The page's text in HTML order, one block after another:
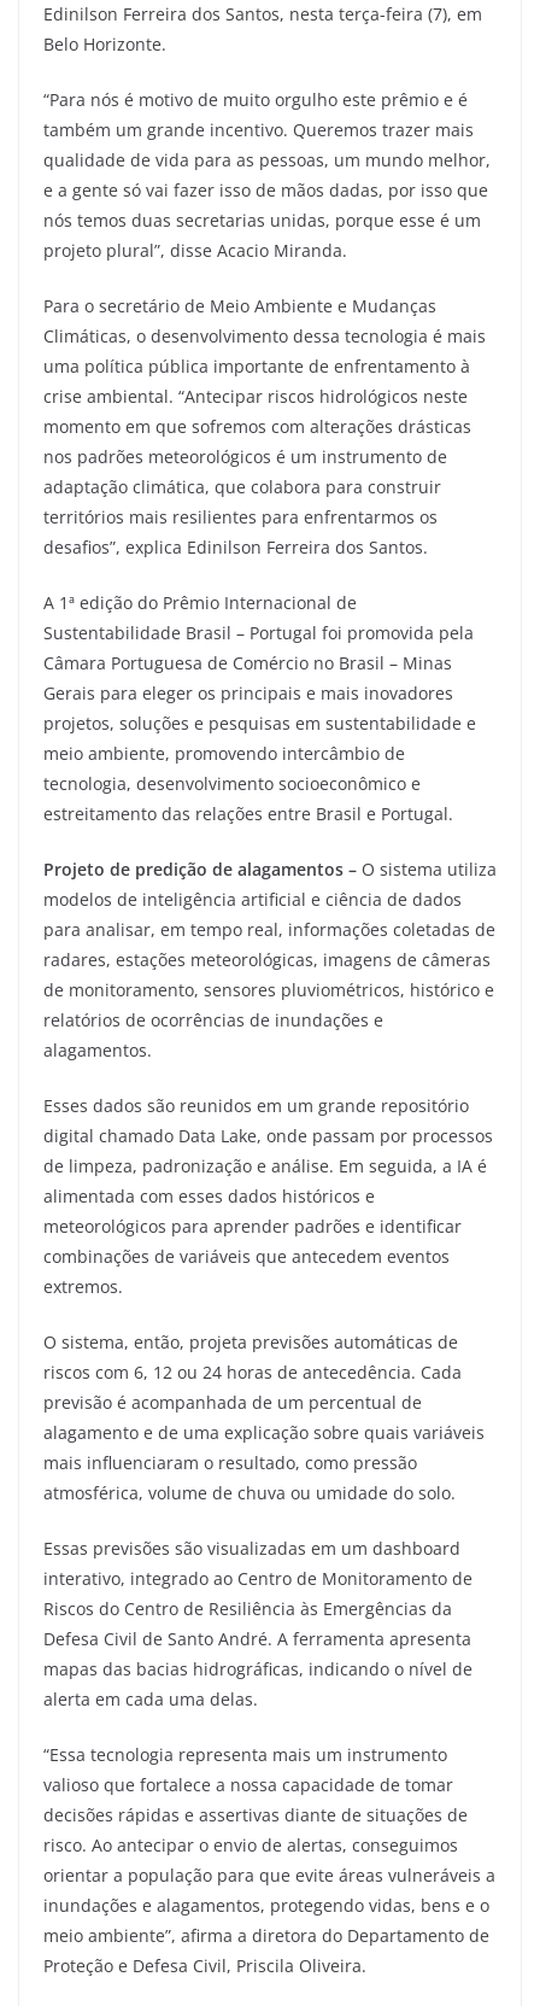
Edinilson Ferreira dos Santos, nesta terça-feira (7), em
Belo Horizonte.
“Para nós é motivo de muito orgulho este prêmio e é
também um grande incentivo. Queremos trazer mais
qualidade de vida para as pessoas, um mundo melhor,
e a gente só vai fazer isso de mãos dadas, por isso que
nós temos duas secretarias unidas, porque esse é um
projeto plural”, disse Acacio Miranda.
Para o secretário de Meio Ambiente e Mudanças
Climáticas, o desenvolvimento dessa tecnologia é mais
uma política pública importante de enfrentamento à
crise ambiental. “Antecipar riscos hidrológicos neste
momento em que sofremos com alterações drásticas
nos padrões meteorológicos é um instrumento de
adaptação climática, que colabora para construir
territórios mais resilientes para enfrentarmos os
desafios”, explica Edinilson Ferreira dos Santos.
A 1ª edição do Prêmio Internacional de
Sustentabilidade Brasil – Portugal foi promovida pela
Câmara Portuguesa de Comércio no Brasil – Minas
Gerais para eleger os principais e mais inovadores
projetos, soluções e pesquisas em sustentabilidade e
meio ambiente, promovendo intercâmbio de
tecnologia, desenvolvimento socioeconômico e
estreitamento das relações entre Brasil e Portugal.
Projeto de predição de alagamentos – O sistema utiliza
modelos de inteligência artificial e ciência de dados
para analisar, em tempo real, informações coletadas de
radares, estações meteorológicas, imagens de câmeras
de monitoramento, sensores pluviométricos, histórico e
relatórios de ocorrências de inundações e
alagamentos.
Esses dados são reunidos em um grande repositório
digital chamado Data Lake, onde passam por processos
de limpeza, padronização e análise. Em seguida, a IA é
alimentada com esses dados históricos e
meteorológicos para aprender padrões e identificar
combinações de variáveis que antecedem eventos
extremos.
O sistema, então, projeta previsões automáticas de
riscos com 6, 12 ou 24 horas de antecedência. Cada
previsão é acompanhada de um percentual de
alagamento e de uma explicação sobre quais variáveis
mais influenciaram o resultado, como pressão
atmosférica, volume de chuva ou umidade do solo.
Essas previsões são visualizadas em um dashboard
interativo, integrado ao Centro de Monitoramento de
Riscos do Centro de Resiliência às Emergências da
Defesa Civil de Santo André. A ferramenta apresenta
mapas das bacias hidrográficas, indicando o nível de
alerta em cada uma delas.
“Essa tecnologia representa mais um instrumento
valioso que fortalece a nossa capacidade de tomar
decisões rápidas e assertivas diante de situações de
risco. Ao antecipar o envio de alertas, conseguimos
orientar a população para que evite áreas vulneráveis a
inundações e alagamentos, protegendo vidas, bens e o
meio ambiente”, afirma a diretora do Departamento de
Proteção e Defesa Civil, Priscila Oliveira.